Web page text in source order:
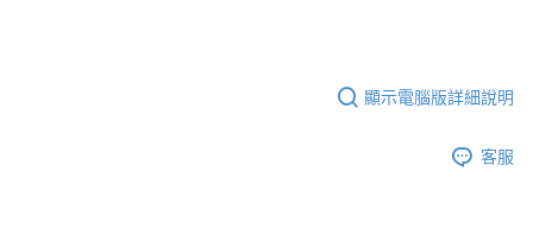
顯示電腦版詳細說明
客服